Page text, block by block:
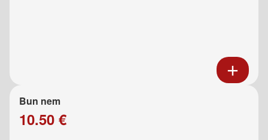
Bun nem
10.50 €